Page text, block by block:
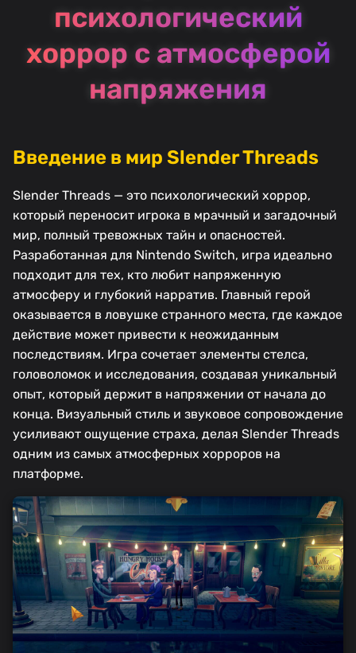
психологический
хоррор с атмосферой
напряжения
Введение в мир Slender Threads
Slender Threads — это психологический хоррор,
который переносит игрока в мрачный и загадочный
мир, полный тревожных тайн и опасностей.
Разработанная для Nintendo Switch, игра идеально
подходит для тех, кто любит напряженную
атмосферу и глубокий нарратив. Главный герой
оказывается в ловушке странного места, где каждое
действие может привести к неожиданным
последствиям. Игра сочетает элементы стелса,
головоломок и исследования, создавая уникальный
опыт, который держит в напряжении от начала до
конца. Визуальный стиль и звуковое сопровождение
усиливают ощущение страха, делая Slender Threads
одним из самых атмосферных хорроров на
платформе.